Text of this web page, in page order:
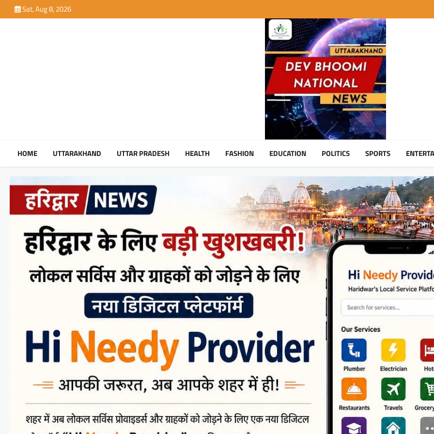
to
Sat, Aug 8, 2026
HOME UTTARAKHAND UTTAR PRADESH HEALTH FASHION EDUCATION POLITICS SPORTS